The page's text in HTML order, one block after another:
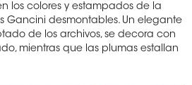
los colores y estampados de la
Gancini desmontables. Un elegante
de los archivos, se decora con
mientras que las plumas estallan